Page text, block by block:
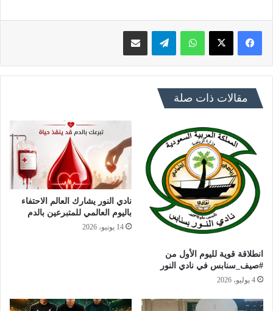
فيسبوك X واتساب تيلقرام
مقالات ذات صلة
انطلاقة قوية لليوم الأول من
#صيف_سنابس في نادي النور
4 يوليو، 2026
نادي النور يشارك العالم الاحتفاء
باليوم العالمي للمتبرعين بالدم
14 يونيو، 2026